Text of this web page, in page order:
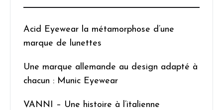
Acid Eyewear la métamorphose d’une
marque de lunettes
Une marque allemande au design adapté à
chacun : Munic Eyewear
VANNI – Une histoire à l’italienne